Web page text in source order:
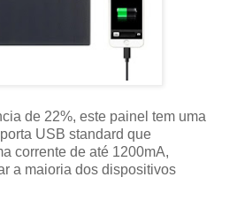
de 22%, este painel tem uma
USB standard que
corrente de até 1200mA,
a maioria dos dispositivos